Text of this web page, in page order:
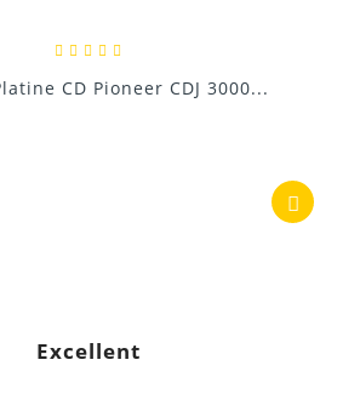
CD Pioneer CDJ 3000...
Excellent